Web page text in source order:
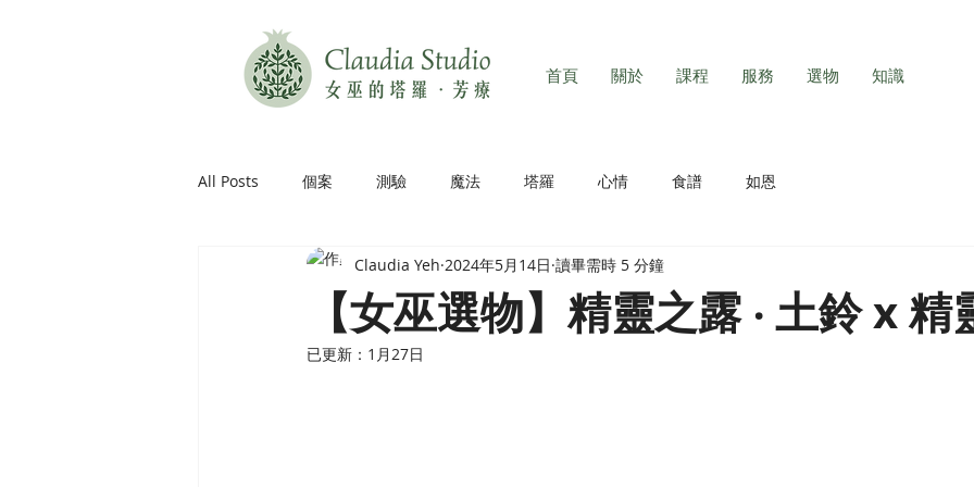
首頁 關於 課程 服務 選物 知識
All Posts 個案 測驗 魔法 塔羅 心情 食譜 如恩
【女巫選物】精靈之露 ‧ 土鈴 x 精
Claudia Yeh 2024年5月14日 讀畢需時 5 分鐘
已更新： 1月27日